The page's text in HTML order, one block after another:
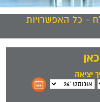
המלח - כל האפשרויות